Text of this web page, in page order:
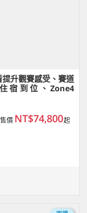
升觀賽感受、賽道
宿到位、Zone4
售價 NT$74,800起